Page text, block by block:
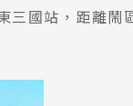
國站，距離鬧